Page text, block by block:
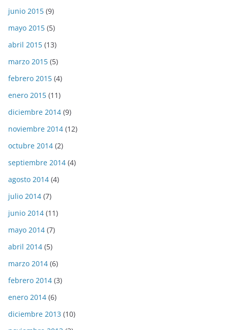
junio 2015 (9)
mayo 2015 (5)
abril 2015 (13)
marzo 2015 (5)
febrero 2015 (4)
enero 2015 (11)
diciembre 2014 (9)
noviembre 2014 (12)
octubre 2014 (2)
septiembre 2014 (4)
agosto 2014 (4)
julio 2014 (7)
junio 2014 (11)
mayo 2014 (7)
abril 2014 (5)
marzo 2014 (6)
febrero 2014 (3)
enero 2014 (6)
diciembre 2013 (10)